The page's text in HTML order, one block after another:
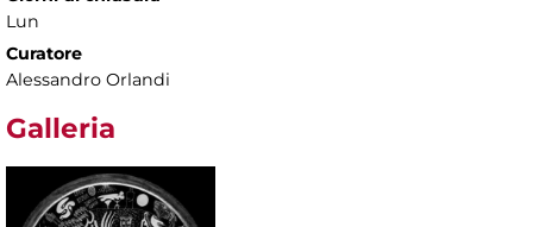
Lun
Curatore
Alessandro Orlandi
Galleria